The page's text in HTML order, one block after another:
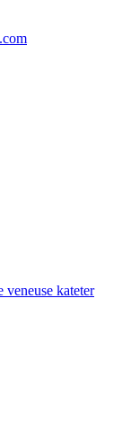
veneuse kateter